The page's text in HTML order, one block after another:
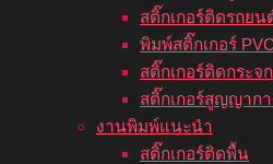
สติ๊กเกอร์ติดรถยน
พิมพ์สติ๊กเกอร์ PVC
สติ๊กเกอร์ติดกระจก
สติ๊กเกอร์สูญญาก
งานพิมพ์แนะนำ
สติ๊กเกอร์ติดพื้น